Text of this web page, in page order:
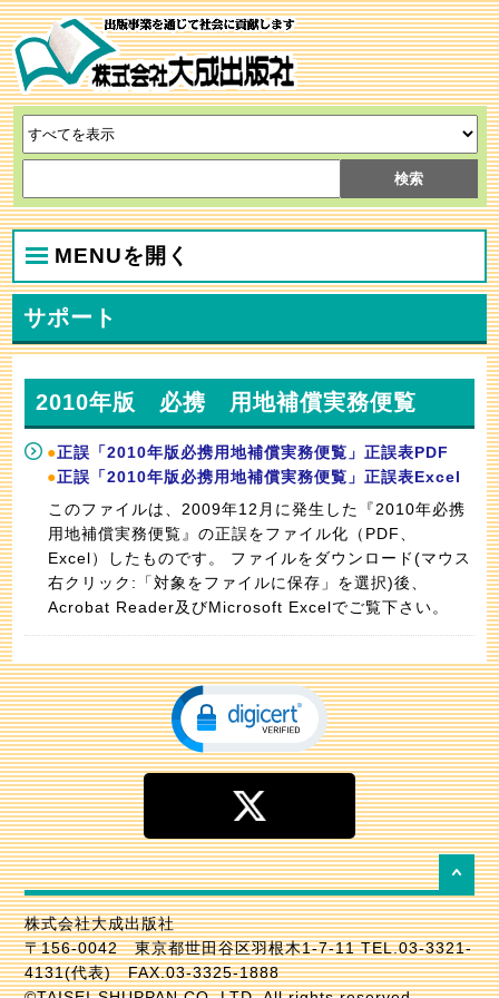
MENUを開く
サポート
2010年版 必携 用地補償実務便覧
●正誤「2010年版必携用地補償実務便覧」正誤表PDF
●正誤「2010年版必携用地補償実務便覧」正誤表Excel
このファイルは、2009年12月に発生した『2010年必携
用地補償実務便覧』の正誤をファイル化（PDF、
Excel）したものです。 ファイルをダウンロード(マウス
右クリック:「対象をファイルに保存」を選択)後、
Acrobat Reader及びMicrosoft Excelでご覧下さい。
株式会社大成出版社
〒156-0042 東京都世田谷区羽根木1-7-11 TEL.03-3321-
4131(代表) FAX.03-3325-1888